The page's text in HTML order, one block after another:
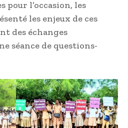
pour l’occasion, les
les enjeux de ces
des échanges
séance de questions-